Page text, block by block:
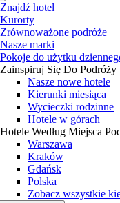
Znajdź hotel
Kurorty
Zrównoważone podróże
Nasze marki
Pokoje do użytku
Zainspiruj Się Do Podróży
Nasze nowe hotele
Kierunki miesiąca
Wycieczki rodzinne
Hotele w górach
Hotele Według Miejsca
Warszawa
Kraków
Gdańsk
Polska
Zobacz wszystkie